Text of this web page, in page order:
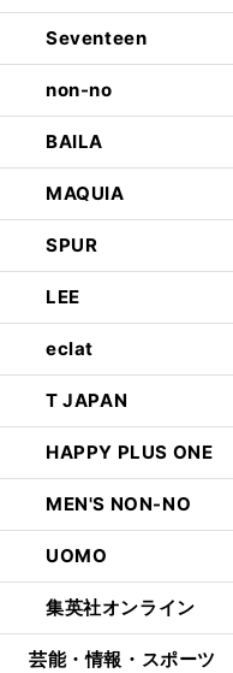
Seventeen
non-no
BAILA
MAQUIA
SPUR
LEE
eclat
T JAPAN
HAPPY PLUS ONE
MEN'S NON-NO
UOMO
集英社オンライン
芸能・情報・スポーツ